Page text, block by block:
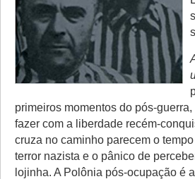
primeiros momentos do pós-
fazer com a liberdade recém-
cruza no caminho parecem o
terror nazista e o pânico de
lojinha. A Polônia pós-ocupação é